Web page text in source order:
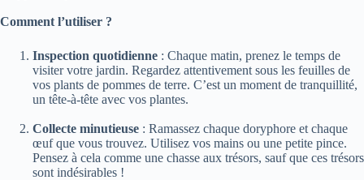
Comment l’utiliser ?
Inspection quotidienne : Chaque matin, prenez le temps de
visiter votre jardin. Regardez attentivement sous les feuilles de
vos plants de pommes de terre. C’est un moment de tranquillité,
un tête-à-tête avec vos plantes.
Collecte minutieuse : Ramassez chaque doryphore et chaque
œuf que vous trouvez. Utilisez vos mains ou une petite pince.
Pensez à cela comme une chasse aux trésors, sauf que ces trésors
sont indésirables !